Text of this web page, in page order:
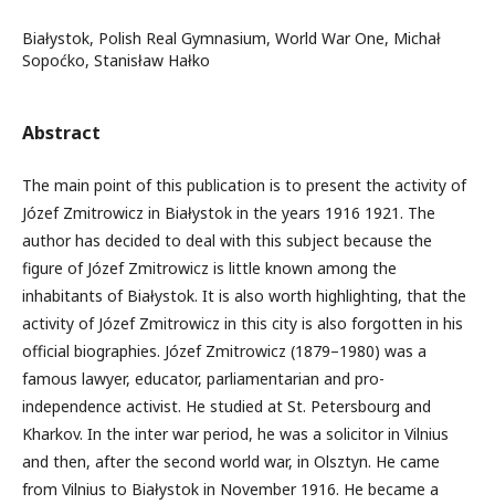
Białystok, Polish Real Gymnasium, World War One, Michał
Sopoćko, Stanisław Hałko
Abstract
The main point of this publication is to present the activity of
Józef Zmitrowicz in Białystok in the years 1916 1921. The
author has decided to deal with this subject because the
figure of Józef Zmitrowicz is little known among the
inhabitants of Białystok. It is also worth highlighting, that the
activity of Józef Zmitrowicz in this city is also forgotten in his
official biographies. Józef Zmitrowicz (1879–1980) was a
famous lawyer, educator, parliamentarian and pro-
independence activist. He studied at St. Petersbourg and
Kharkov. In the inter war period, he was a solicitor in Vilnius
and then, after the second world war, in Olsztyn. He came
from Vilnius to Białystok in November 1916. He became a